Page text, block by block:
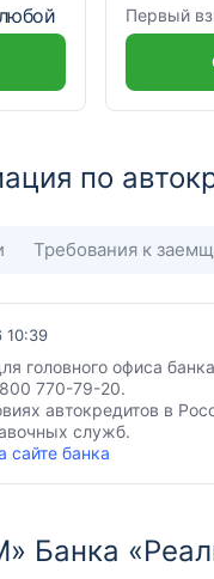
Первый
по
Требования к
10:39
головного офиса
770-79-20.
автокредитов в
служб.
сайте банка
Банка